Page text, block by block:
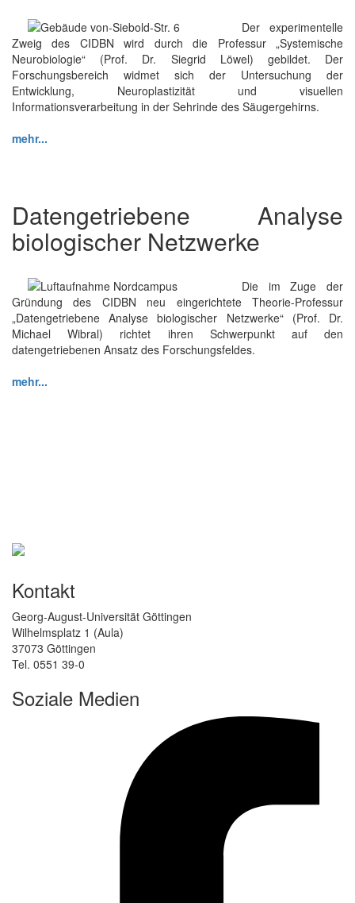
Der experimentelle
Zweig des CIDBN wird durch die Professur „Systemische
Neurobiologie“ (Prof. Dr. Siegrid Löwel) gebildet. Der
Forschungsbereich widmet sich der Untersuchung der
Entwicklung, Neuroplastizität und visuellen
Informationsverarbeitung in der Sehrinde des Säugergehirns.
mehr...
Datengetriebene Analyse
biologischer Netzwerke
Die im Zuge der
Gründung des CIDBN neu eingerichtete Theorie-Professur
„Datengetriebene Analyse biologischer Netzwerke“ (Prof. Dr.
Michael Wibral) richtet ihren Schwerpunkt auf den
datengetriebenen Ansatz des Forschungsfeldes.
mehr...
Kontakt
Georg-August-Universität Göttingen
Wilhelmsplatz 1 (Aula)
37073 Göttingen
Tel. 0551 39-0
Soziale Medien